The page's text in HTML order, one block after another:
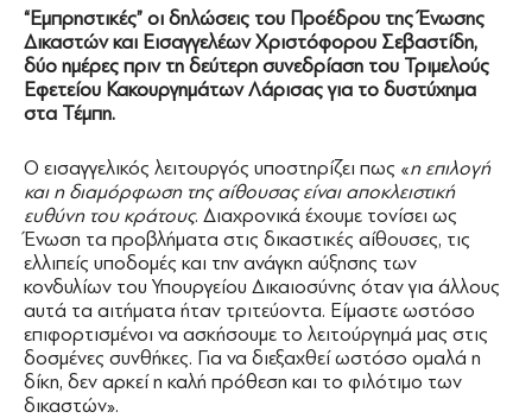
“Εμπρηστικές” οι δηλώσεις του Προέδρου της Ένωσης
Δικαστών και Εισαγγελέων Χριστόφορου Σεβαστίδη,
δύο ημέρες πριν τη δεύτερη συνεδρίαση του Τριμελούς
Εφετείου Κακουργημάτων Λάρισας για το δυστύχημα
στα Τέμπη.
Ο εισαγγελικός λειτουργός υποστηρίζει πως «η επιλογή
και η διαμόρφωση της αίθουσας είναι αποκλειστική
ευθύνη του κράτους. Διαχρονικά έχουμε τονίσει ως
Ένωση τα προβλήματα στις δικαστικές αίθουσες, τις
ελλιπείς υποδομές και την ανάγκη αύξησης των
κονδυλίων του Υπουργείου Δικαιοσύνης όταν για άλλους
αυτά τα αιτήματα ήταν τριτεύοντα. Είμαστε ωστόσο
επιφορτισμένοι να ασκήσουμε το λειτούργημά μας στις
δοσμένες συνθήκες. Για να διεξαχθεί ωστόσο ομαλά η
δίκη, δεν αρκεί η καλή πρόθεση και το φιλότιμο των
δικαστών».